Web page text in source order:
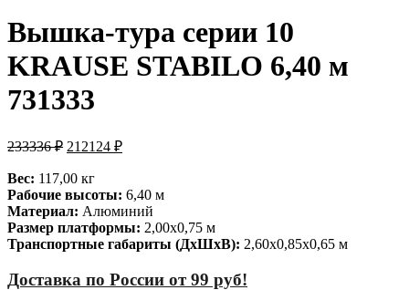
Вышка-тура серии 10
KRAUSE STABILO 6,40 м
731333
233336₽ 212124 ₽
Вес: 117,00 кг
Рабочие высоты: 6,40 м
Материал: Алюминий
Размер платформы: 2,00х0,75 м
Транспортные габариты (ДхШхВ): 2,60х0,85х0,65 м
Доставка по России от 99 руб!